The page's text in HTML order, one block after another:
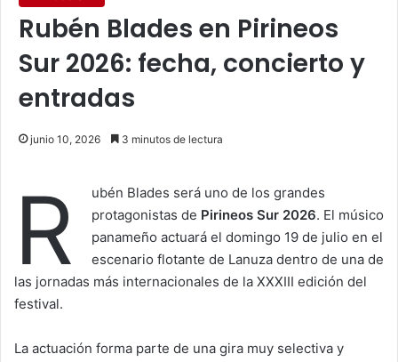
Rubén Blades en Pirineos
Sur 2026: fecha, concierto y
entradas
junio 10, 2026 3 minutos de lectura
R
ubén Blades será uno de los grandes
protagonistas de Pirineos Sur 2026. El músico
panameño actuará el domingo 19 de julio en el
escenario flotante de Lanuza dentro de una de
las jornadas más internacionales de la XXXIII edición del
festival.
La actuación forma parte de una gira muy selectiva y